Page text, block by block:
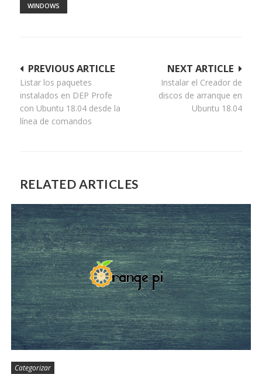
WINDOWS
Navegación
de
entradas
NEXT ARTICLE
Instalar el Creador de
discos de arranque en
Ubuntu 18.04
PREVIOUS ARTICLE
Listar los paquetes
instalados en DEP Profe
con Ubuntu 18.04 desde la
línea de comandos
RELATED ARTICLES
Categorizar